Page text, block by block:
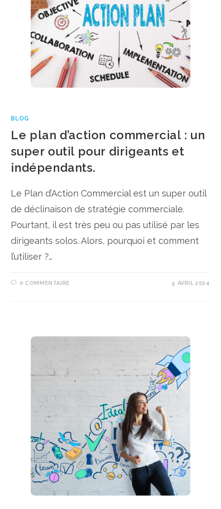
BLOG
Le plan d’action commercial : un
super outil pour dirigeants et
indépendants.
Le Plan d’Action Commercial est un super outil
de déclinaison de stratégie commerciale.
Pourtant, il est très peu ou pas utilisé par les
dirigeants solos. Alors, pourquoi et comment
l’utiliser ?…
0 COMMENTAIRE 5 AVRIL 2024